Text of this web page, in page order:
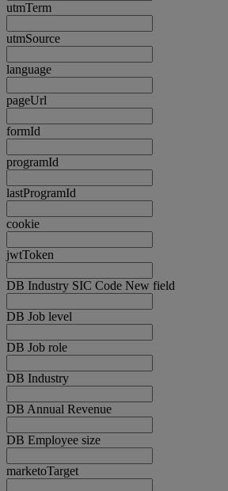
utmTerm
utmSource
language
pageUrl
formId
programId
lastProgramId
cookie
jwtToken
DB Industry SIC Code New field
DB Job level
DB Job role
DB Industry
DB Annual Revenue
DB Employee size
marketoTarget